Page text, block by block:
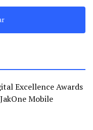
Excellence Awards
Mobile